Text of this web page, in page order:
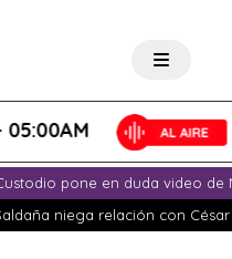
pone en duda video de
niega relación con